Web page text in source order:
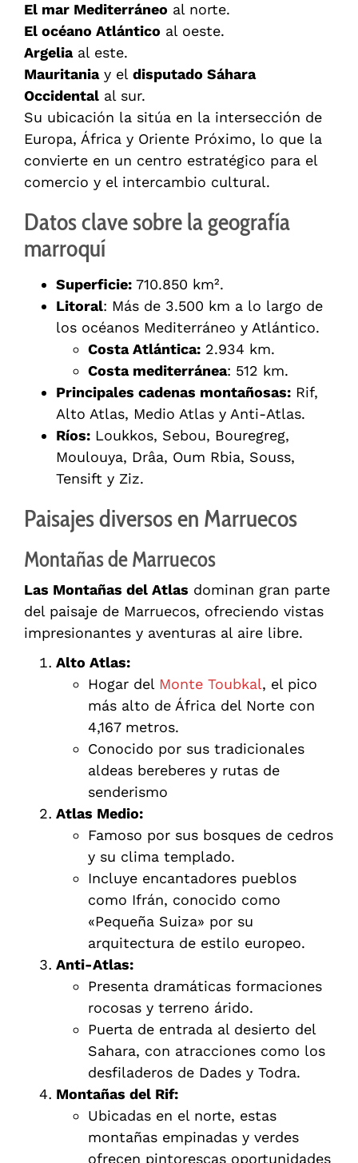
El mar Mediterráneo al norte.
El océano Atlántico al oeste.
Argeliaal este.
Mauritaniay el disputado Sáhara
Occidental al sur.
Su ubicación la sitúa en la intersección de
Europa, África y Oriente Próximo, lo que la
convierte en un centro estratégico para el
comercio y el intercambio cultural.
Datos clave sobre la geografía
marroquí
Superficie: 710.850 km².
Litoral: Más de 3.500 km a lo largo de
los océanos Mediterráneo y Atlántico.
Costa Atlántica: 2.934 km.
Costa mediterránea: 512 km.
Principales cadenas montañosas: Rif,
Alto Atlas, Medio Atlas y Anti-Atlas.
Ríos: Loukkos, Sebou, Bouregreg,
Moulouya, Drâa, Oum Rbia, Souss,
Tensift y Ziz.
Paisajes diversos en Marruecos
Montañas de Marruecos
Las Montañas del Atlas dominan gran parte
del paisaje de Marruecos, ofreciendo vistas
impresionantes y aventuras al aire libre.
Alto Atlas:
Hogar del Monte Toubkal, el pico
más alto de África del Norte con
4,167 metros.
Conocido por sus tradicionales
aldeas bereberes y rutas de
senderismo
Atlas Medio:
Famoso por sus bosques de cedros
y su clima templado.
Incluye encantadores pueblos
como Ifrán, conocido como
«Pequeña Suiza» por su
arquitectura de estilo europeo.
Anti-Atlas:
Presenta dramáticas formaciones
rocosas y terreno árido.
Puerta de entrada al desierto del
Sahara, con atracciones como los
desfiladeros de Dades y Todra.
Montañas del Rif:
Ubicadas en el norte, estas
montañas empinadas y verdes
ofrecen pintorescas oportunidades